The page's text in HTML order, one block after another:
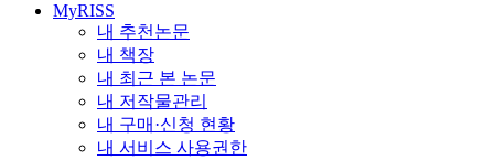
MyRISS
내 추천논문
내 책장
내 최근 본 논문
내 저작물관리
내 구매·신청 현황
내 서비스 사용권한